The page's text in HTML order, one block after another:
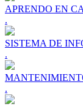
APRENDO EN
.
SISTEMA DE
.
.